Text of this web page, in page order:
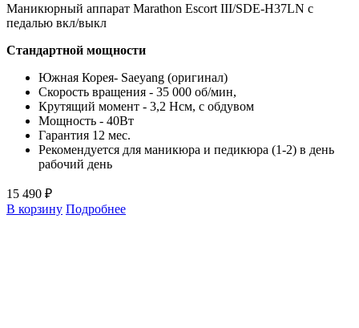
Маникюрный аппарат Marathon Escort III/SDE-H37LN с
педалью вкл/выкл
Стандартной мощности
Южная Корея- Saeyang (оригинал)
Скорость вращения - 35 000 об/мин,
Крутящий момент - 3,2 Нсм, с обдувом
Мощность - 40Вт
Гарантия 12 мес.
Рекомендуется для маникюра и педикюра (1-2) в день
рабочий день
15 490 ₽
В корзину Подробнее